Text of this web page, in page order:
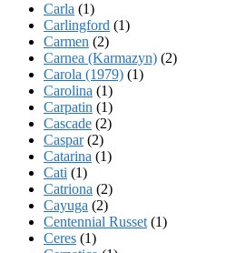
Carla (1)
Carlingford (1)
Carmen (2)
Carnea (Karmazyn) (2)
Carola (1979) (1)
Carolina (1)
Carpatin (1)
Cascade (2)
Caspar(2)
Catarina (1)
Cati (1)
Catriona (2)
Cayuga (2)
Centennial Russet (1)
Ceres (1)